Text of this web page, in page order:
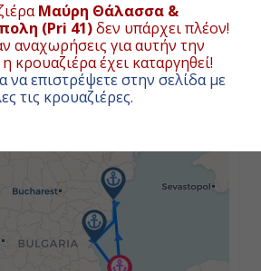
Μαύρη Θάλασσα &
(Pri 41)δεν υπάρχει πλέον!
αναχωρήσεις για αυτήν την
κρουαζιέρα έχει καταργηθεί!
να επιστρέψετε στην σελίδα με
τις κρουαζιέρες.
Χίος, Ελλάδα
07:00
κρουαζιέρας:1071ναυτικά μίλια
(1984χλμ.)